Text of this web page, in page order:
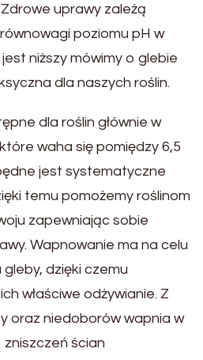
uprawy zależą
poziomu pH w
niższy mówimy o glebie
dla naszych roślin.
dla roślin głównie w
waha się pomiędzy 6,5
jest systematyczne
temu pomożemy roślinom
zapewniając sobie
Wapnowanie ma na celu
dzięki czemu
właściwe odżywianie. Z
oraz niedoborów wapnia w
ścian